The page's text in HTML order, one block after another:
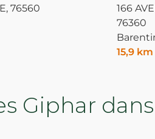
76560
166
76360
15,9 km
Giphar